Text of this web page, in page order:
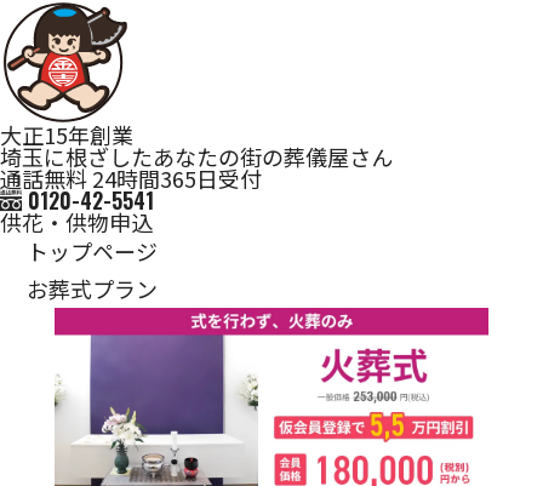
大正15年創業
埼玉に根ざしたあなたの街の葬儀屋さん
通話無料 24時間365日受付
0120-42-5541
供花・供物申込
トップページ
お葬式プラン